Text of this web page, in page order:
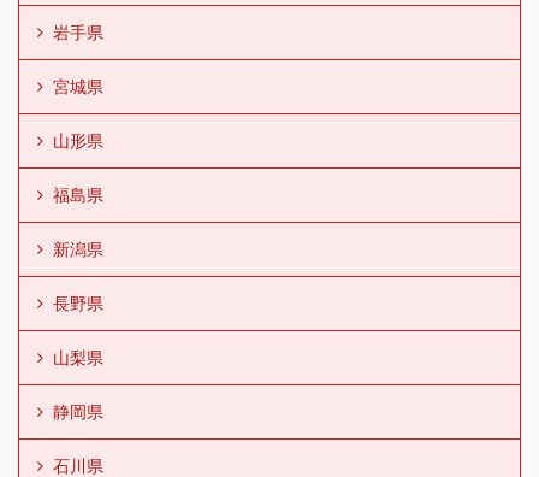
岩手県
宮城県
山形県
福島県
新潟県
長野県
山梨県
静岡県
石川県